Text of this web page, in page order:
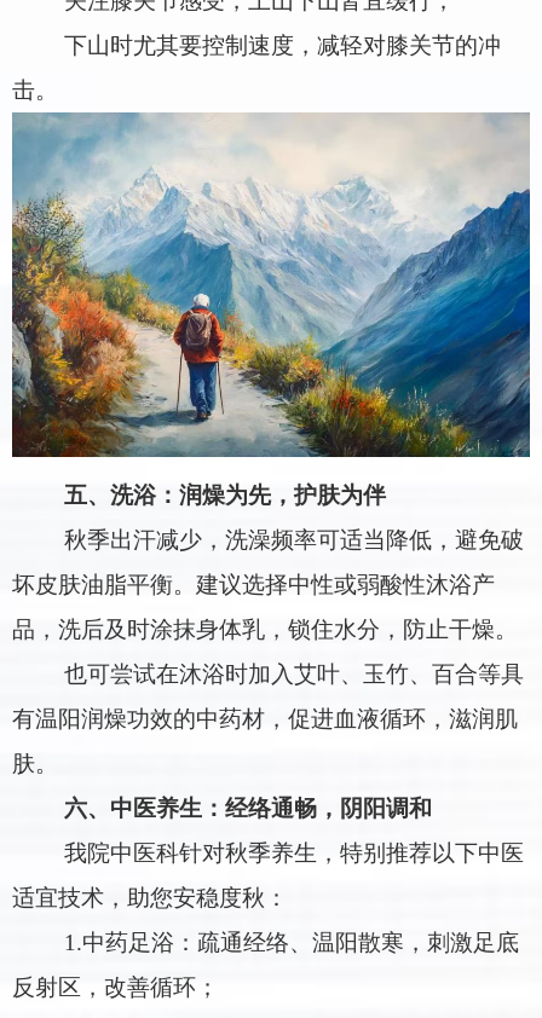
下山时尤其要控制速度，减轻对膝关节的冲
击。
五、洗浴：润燥为先，护肤为伴
秋季出汗减少，洗澡频率可适当降低，避免破
坏皮肤油脂平衡。建议选择中性或弱酸性沐浴产
品，洗后及时涂抹身体乳，锁住水分，防止干燥。
也可尝试在沐浴时加入艾叶、玉竹、百合等具
有温阳润燥功效的中药材，促进血液循环，滋润肌
肤。
六、中医养生：经络通畅，阴阳调和
我院中医科针对秋季养生，特别推荐以下中医
适宜技术，助您安稳度秋：
1.中药足浴：疏通经络、温阳散寒，刺激足底
反射区，改善循环；